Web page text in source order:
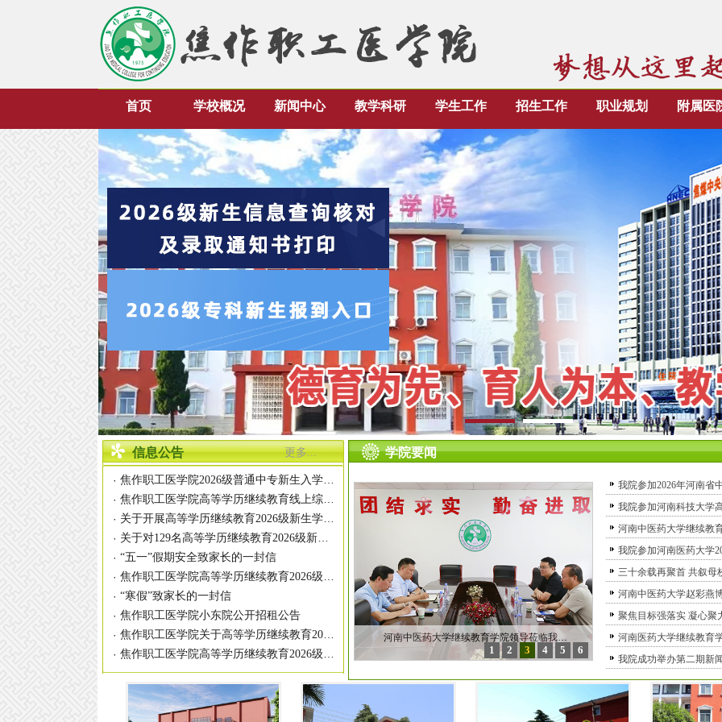
首页 学校概况 新闻中心 教学科研 学生工作 招生工作 职业规划 附属医
信息公告 更多...
·
·
·
·
· “五一”假期安全致家长的一封信
·
· “寒假”致家长的一封信
· 焦作职工医学院小东院公开招租公告
·
·
学院要闻
河南中医药大学继续教育学院领导莅临我…
1 2 3 4 5 6
我院参加2026年河南省
我院参加河南科技大学
河南中医药大学继续教
我院参加河南医药大学
三十余载再聚首 共叙
河南中医药大学赵彩燕
聚焦目标强落实 凝心
河南医药大学继续教育
我院成功举办第二期新